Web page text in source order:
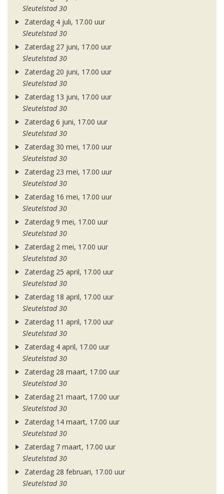
Sleutelstad 30
Zaterdag 4 juli, 17.00 uur
Sleutelstad 30
Zaterdag 27 juni, 17.00 uur
Sleutelstad 30
Zaterdag 20 juni, 17.00 uur
Sleutelstad 30
Zaterdag 13 juni, 17.00 uur
Sleutelstad 30
Zaterdag 6 juni, 17.00 uur
Sleutelstad 30
Zaterdag 30 mei, 17.00 uur
Sleutelstad 30
Zaterdag 23 mei, 17.00 uur
Sleutelstad 30
Zaterdag 16 mei, 17.00 uur
Sleutelstad 30
Zaterdag 9 mei, 17.00 uur
Sleutelstad 30
Zaterdag 2 mei, 17.00 uur
Sleutelstad 30
Zaterdag 25 april, 17.00 uur
Sleutelstad 30
Zaterdag 18 april, 17.00 uur
Sleutelstad 30
Zaterdag 11 april, 17.00 uur
Sleutelstad 30
Zaterdag 4 april, 17.00 uur
Sleutelstad 30
Zaterdag 28 maart, 17.00 uur
Sleutelstad 30
Zaterdag 21 maart, 17.00 uur
Sleutelstad 30
Zaterdag 14 maart, 17.00 uur
Sleutelstad 30
Zaterdag 7 maart, 17.00 uur
Sleutelstad 30
Zaterdag 28 februari, 17.00 uur
Sleutelstad 30